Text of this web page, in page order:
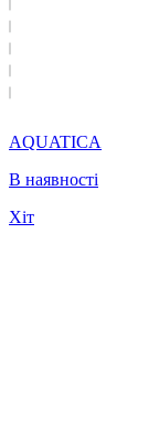
AQUATICA
В наявності
Хіт